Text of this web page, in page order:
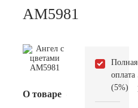
AM5981
О товаре
Полная
оплата
(5%)